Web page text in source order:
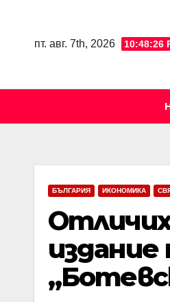
пт. авг. 7th, 2026 10:48:27
БЪЛГАРИЯ ИКОНОМИКА